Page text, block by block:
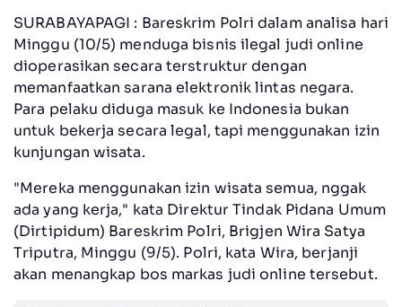
SURABAYAPAGI : Bareskrim Polri dalam analisa hari
Minggu (10/5) menduga bisnis ilegal judi online
dioperasikan secara terstruktur dengan
memanfaatkan sarana elektronik lintas negara.
Para pelaku diduga masuk ke Indonesia bukan
untuk bekerja secara legal, tapi menggunakan izin
kunjungan wisata.
"Mereka menggunakan izin wisata semua, nggak
ada yang kerja," kata Direktur Tindak Pidana Umum
(Dirtipidum) Bareskrim Polri, Brigjen Wira Satya
Triputra, Minggu (9/5). Polri, kata Wira, berjanji
akan menangkap bos markas judi online tersebut.